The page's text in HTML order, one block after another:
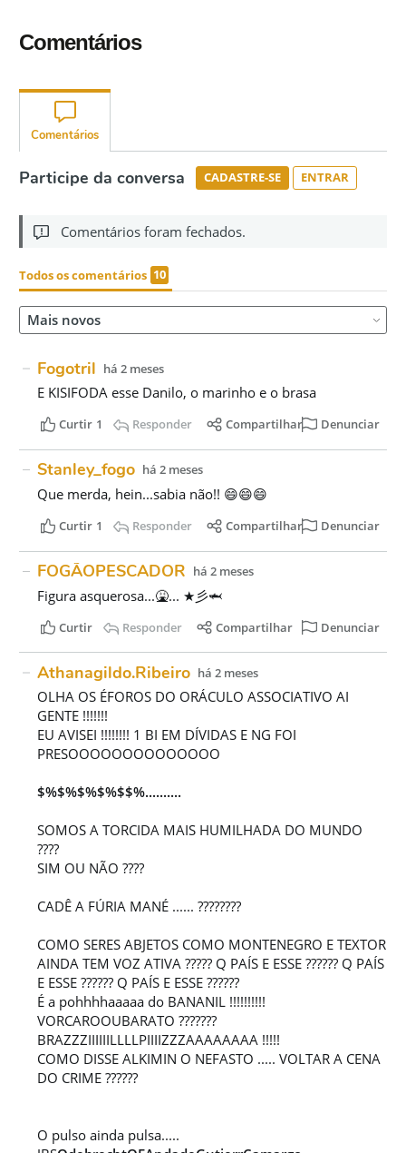
Comentários